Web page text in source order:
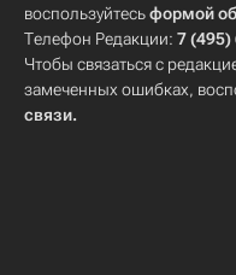
воспользуйтесьформой
Телефон Редакции: 7 (495)
Чтобы связаться с
замеченных ошибках,
связи.